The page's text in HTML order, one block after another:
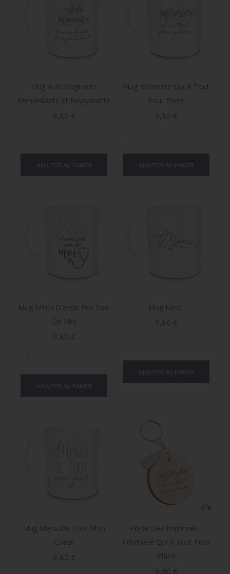
Mug Aide Soignante
Bienveillante Et Rayonnante
Prix
9,80 €
Mug Infirmière Qui A Tout
Pour Plaire
Prix
9,80 €
Mug Merci D'avoir Pris Soin
De Moi
Prix
9,80 €
Mug Merci
Prix
9,80 €
Mug Merci De Tout Mon
Coeur
Prix
9,80 €
Porte Clés Imprimés -
Infirmière Qui À Tout Pour
Plaire
Prix
9,90 €